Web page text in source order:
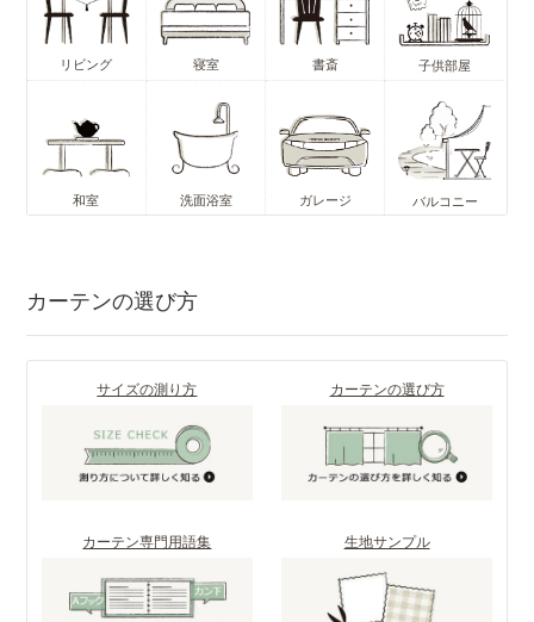
リビング 寝室 書斎 子供部屋
和室 洗面浴室 ガレージ バルコニー
カーテンの選び方
サイズの測り方 カーテンの選び方
カーテン専門用語集 生地サンプル